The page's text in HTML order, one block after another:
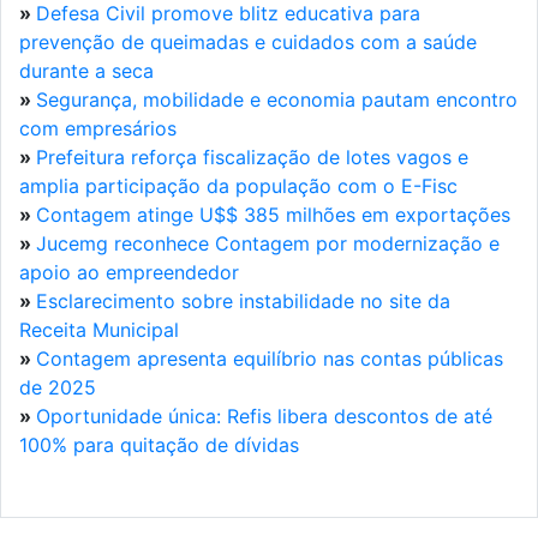
» Defesa Civil promove blitz educativa para
prevenção de queimadas e cuidados com a saúde
durante a seca
» Segurança, mobilidade e economia pautam encontro
com empresários
» Prefeitura reforça fiscalização de lotes vagos e
amplia participação da população com o E-Fisc
» Contagem atinge U$$ 385 milhões em exportações
» Jucemg reconhece Contagem por modernização e
apoio ao empreendedor
» Esclarecimento sobre instabilidade no site da
Receita Municipal
» Contagem apresenta equilíbrio nas contas públicas
de 2025
» Oportunidade única: Refis libera descontos de até
100% para quitação de dívidas